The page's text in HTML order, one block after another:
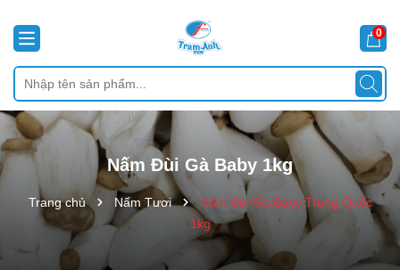
0
Nấm Đùi Gà Baby 1kg
Trang chủ Nấm Tươi
Nấm Đùi Gà Baby Trung Quốc
1kg